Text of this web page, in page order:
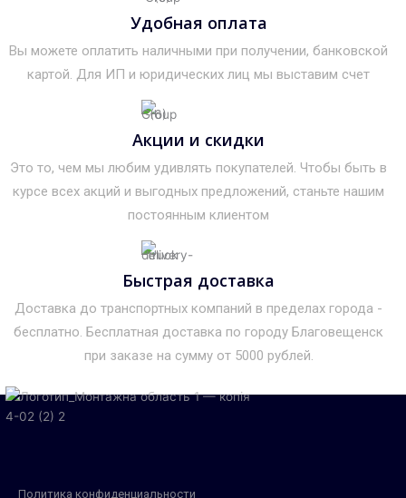
Удобная оплата
Вы можете оплатить наличными при получении, банковской
картой. Для ИП и юридических лиц мы выставим счет
Акции и скидки
Это то, чем мы любим удивлять покупателей. Чтобы быть в
курсе всех акций и выгодных предложений, станьте нашим
постоянным клиентом
Быстрая доставка
Доставка до транспортных компаний в пределах города -
бесплатно. Бесплатная доставка по городу Благовещенск
при заказе на сумму от 5000 рублей.
Политика конфиденциальности